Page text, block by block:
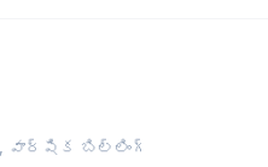
వార్షిక బిల్లింగ్